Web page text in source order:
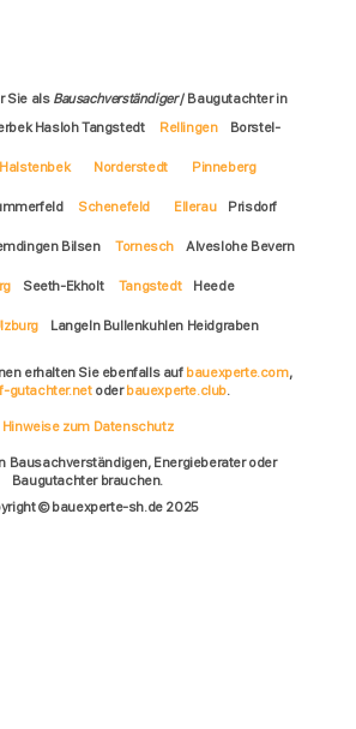
Sie als Bausachverständiger/ Baugutachter in
Hasloh Tangstedt
Rellingen Borstel-
Halstenbek Norderstedt Pinneberg
Schenefeld Ellerau Prisdorf
Bilsen Tornesch Alveslohe Bevern
Seeth-Ekholt Tangstedt Heede
Langeln Bullenkuhlen Heidgraben
erhalten Sie ebenfalls auf bauexperte.com,
gutachter.netoderbauexperte.club.
Hinweise zum Datenschutz
Bausachverständigen, Energieberater oder
Baugutachter brauchen.
© bauexperte-sh.de 2025